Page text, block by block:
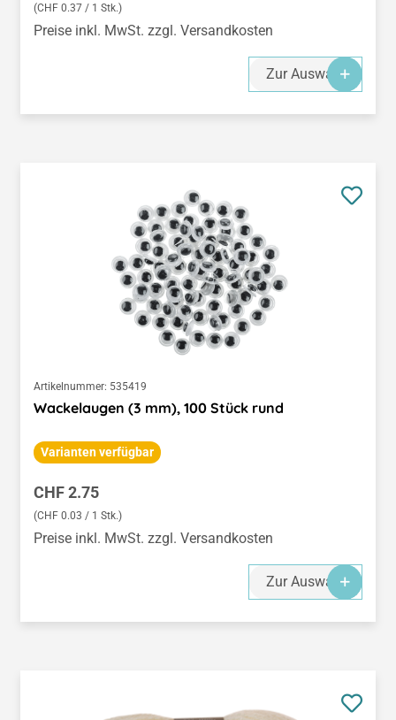
(CHF 0.37 / 1 Stk.)
Preise inkl. MwSt. zzgl. Versandkosten
Zur Auswahl
Artikelnummer: 535419
Wackelaugen (3 mm), 100 Stück rund
Varianten verfügbar
Regulärer Preis:
CHF 2.75
(CHF 0.03 / 1 Stk.)
Preise inkl. MwSt. zzgl. Versandkosten
Zur Auswahl